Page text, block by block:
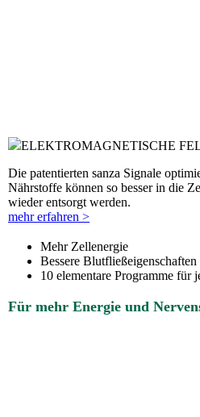
ELEKTROMAGNETISCHE
Die patentierten sanza Signale
Nährstoffe können so besser in die
wieder entsorgt werden.
mehr erfahren >
Mehr Zellenergie
Bessere
10 elementare Programme für
Für mehr Energie und